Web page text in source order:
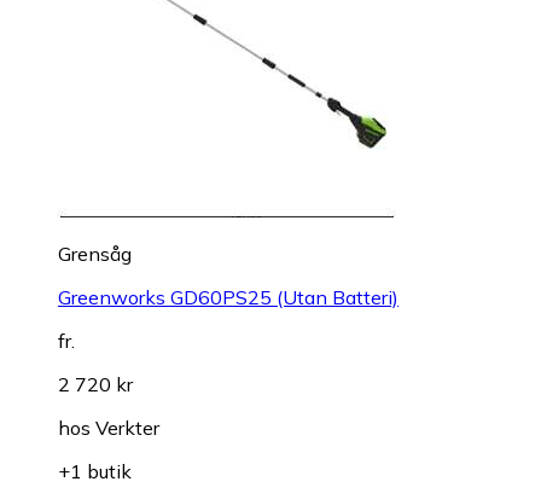
Grensåg
Greenworks GD60PS25 (Utan Batteri)
fr.
2 720 kr
hos Verkter
+1 butik